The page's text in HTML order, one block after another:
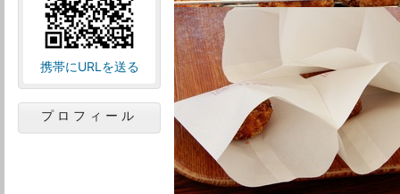
携帯にURLを送る
プロフィール